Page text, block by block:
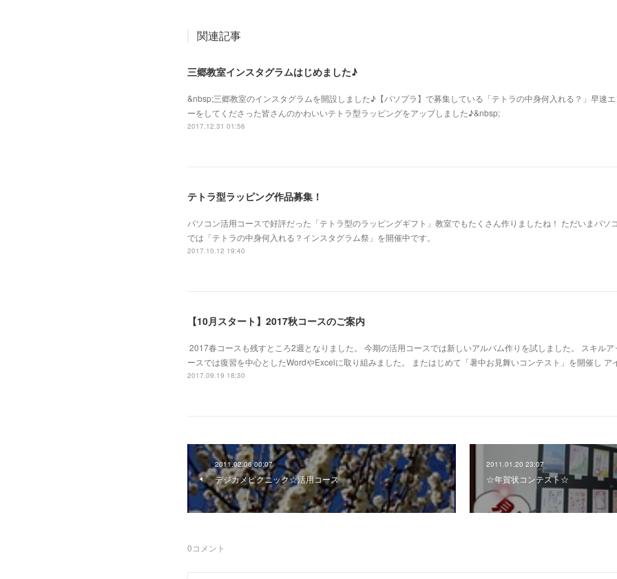
関連記事
三郷教室インスタグラムはじめました♪
&nbsp;三郷教室のインスタグラムを開設しました♪【パソプラ】で募集している「テトラの中身何入れる？」早速
ーをしてくださった皆さんのかわいいテトラ型ラッピングをアップしました♪&nbsp;
2017.12.31 01:56
テトラ型ラッピング作品募集！
パソコン活用コースで好評だった「テトラ型のラッピングギフト」教室でもたくさん作りましたね！ ただいまパソ
では「テトラの中身何入れる？インスタグラム祭」を開催中です。
2017.10.12 19:40
【10月スタート】2017秋コースのご案内
2017春コースも残すところ2週となりました。 今期の活用コースでは新しいアルバム作りを試しました。 スキルア
ースでは復習を中心としたWordやExcelに取り組みました。 またはじめて「暑中お見舞いコンテスト」を開催し
2017.09.19 18:30
2011.02.06 00:07
デジカメピクニック☆活用コース
2011.01.20 23:07
☆年賀状コンテスト☆
0コメント